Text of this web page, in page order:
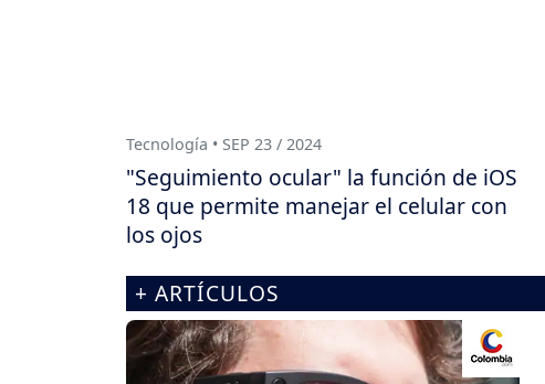
Tecnología • SEP 23 / 2024
"Seguimiento ocular" la función de iOS
18 que permite manejar el celular con
los ojos
+ ARTÍCULOS